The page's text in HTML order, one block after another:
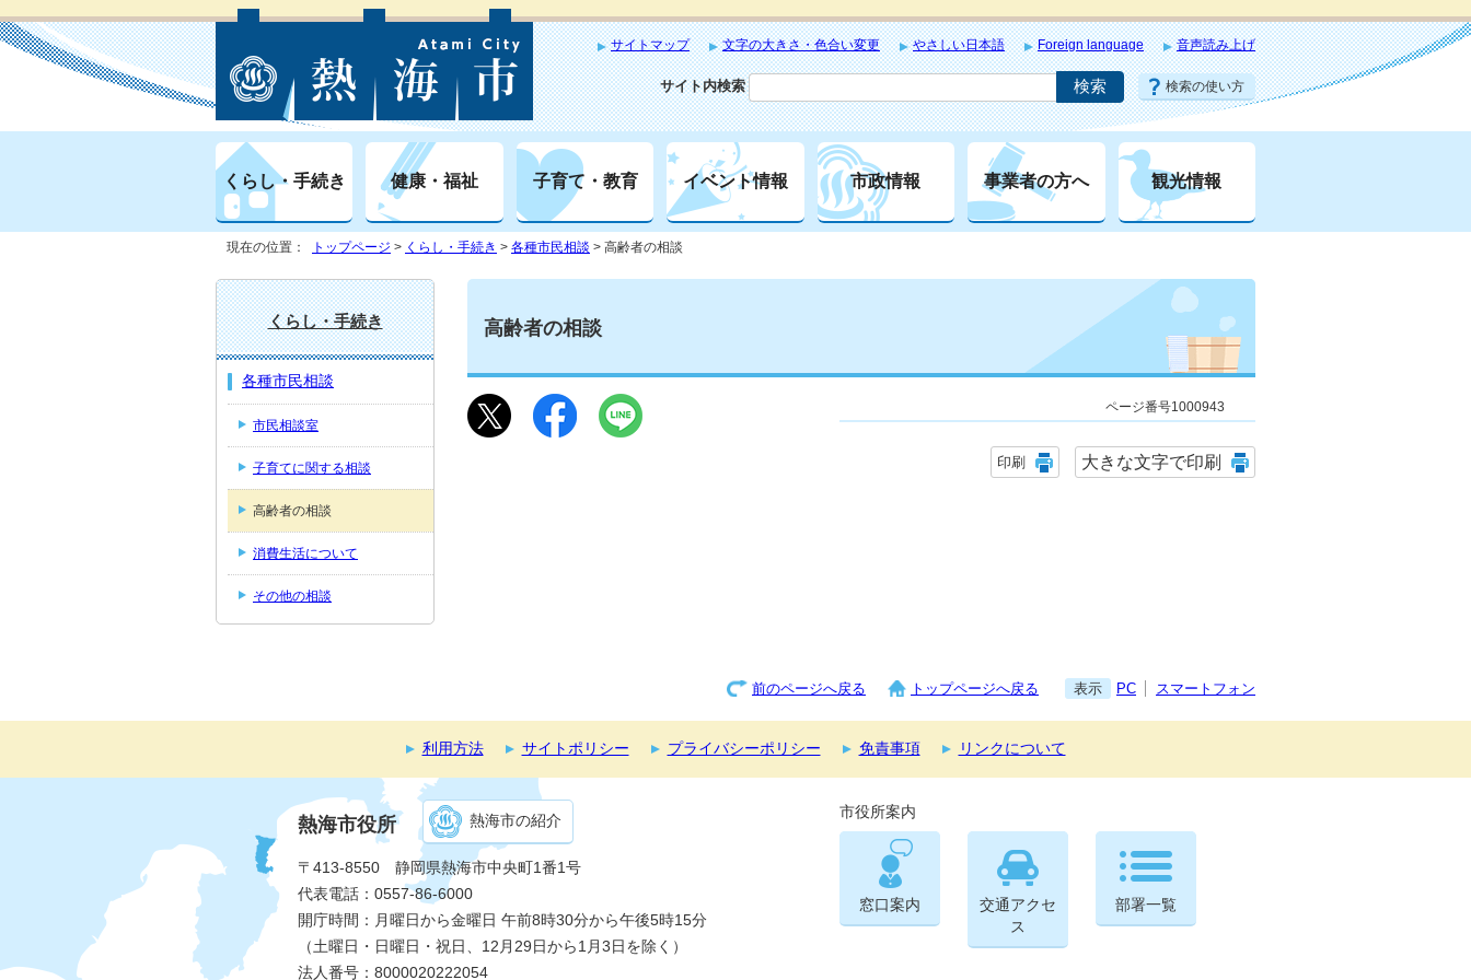
サイトマップ 文字の大きさ・色合い変更 やさしい日本語 Foreign language 音声読み上げ
サイト内検索 検索の使い方
くらし・手続き 健康・福祉 子育て・教育 イベント情報 市政情報 事業者の方へ 観光情報
現在の位置： トップページ > くらし・手続き > 各種市民相談 > 高齢者の相談
高齢者の相談
ページ番号1000943
印刷 大きな文字で印刷
くらし・手続き
各種市民相談
市民相談室
子育てに関する相談
高齢者の相談
消費生活について
その他の相談
前のページへ戻る トップページへ戻る 表示 PC スマートフォン
利用方法 サイトポリシー プライバシーポリシー 免責事項 リンクについて
市役所案内
窓口案内
交通アクセ
ス
部署一覧
熱海市役所 熱海市の紹介
〒413-8550 静岡県熱海市中央町1番1号
代表電話：0557-86-6000
開庁時間：月曜日から金曜日 午前8時30分から午後5時15分
（土曜日・日曜日・祝日、12月29日から1月3日を除く）
法人番号：8000020222054